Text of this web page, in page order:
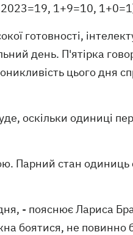
1+9=10,
готовності,
день. П'ятірка
цього дня
оскільки одиниці
Парний стан одиниць
дня, - пояснює Лариса
боятися, не повинно